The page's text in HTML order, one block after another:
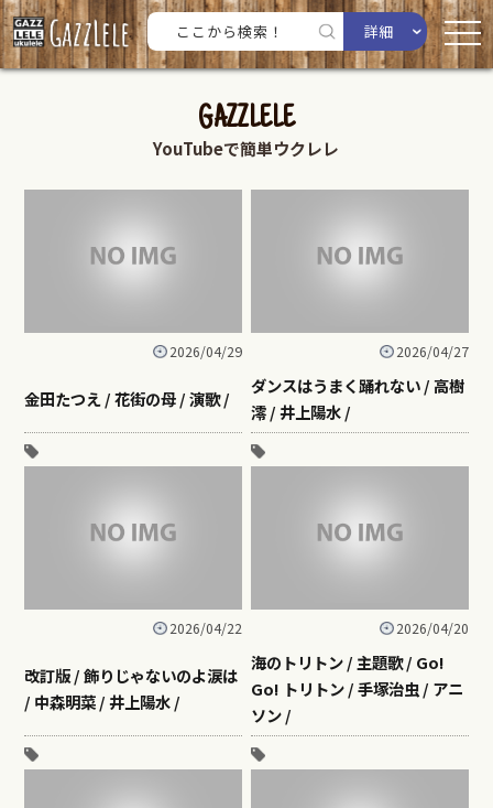
詳細
GAZZLELE
YouTubeで簡単ウクレレ
2026/04/29
金田たつえ / 花街の母 / 演歌 /
2026/04/27
ダンスはうまく踊れない / 高樹
澪 / 井上陽水 /
2026/04/22
改訂版 / 飾りじゃないのよ涙は
/ 中森明菜 / 井上陽水 /
2026/04/20
海のトリトン / 主題歌 / Go!
Go! トリトン / 手塚治虫 / アニ
ソン /